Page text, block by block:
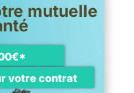
mutuelle
votre contrat